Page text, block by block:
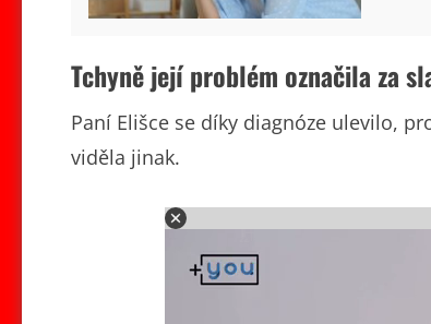
Tchyně její problém označila za
Paní Elišce se díky diagnóze ulevilo,
viděla jinak.